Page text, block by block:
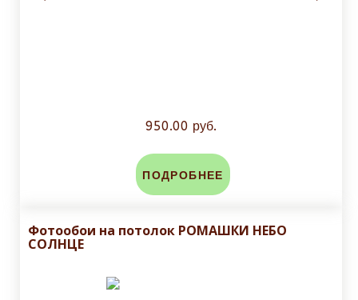
950.00 руб.
ПОДРОБНЕЕ
Фотообои на потолок РОМАШКИ НЕБО
СОЛНЦЕ